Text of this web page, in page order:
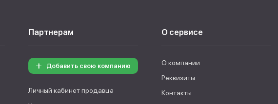
Партнерам
Добавить свою компанию
Личный кабинет продавца
О сервисе
О компании
Реквизиты
Контакты